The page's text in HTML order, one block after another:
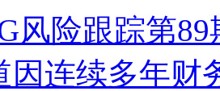
风险跟踪第
因连续多年财